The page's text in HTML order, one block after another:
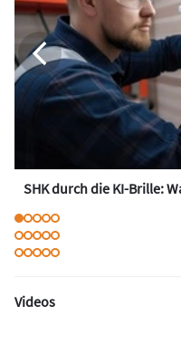
SHK durch die KI-Brille:
Videos